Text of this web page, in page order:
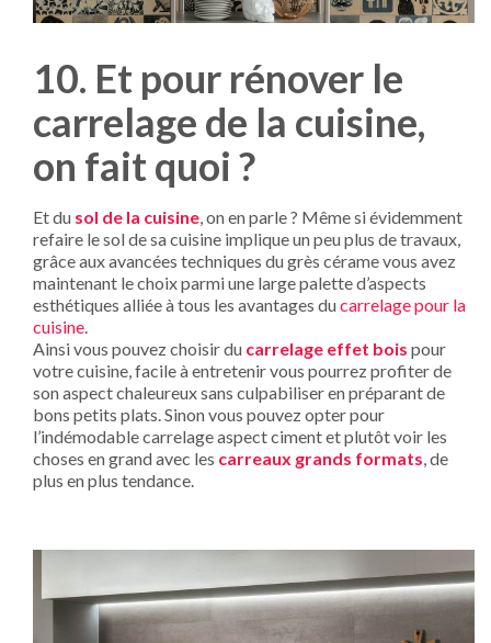
10. Et pour rénover le
carrelage de la cuisine,
on fait quoi ?
Et du sol de la cuisine, on en parle ? Même si évidemment
refaire le sol de sa cuisine implique un peu plus de travaux,
grâce aux avancées techniques du grès cérame vous avez
maintenant le choix parmi une large palette d’aspects
esthétiques alliée à tous les avantages ducarrelage pour la
cuisine.
Ainsi vous pouvez choisir du carrelage effet bois pour
votre cuisine, facile à entretenir vous pourrez profiter de
son aspect chaleureux sans culpabiliser en préparant de
bons petits plats. Sinon vous pouvez opter pour
l’indémodable carrelage aspect ciment et plutôt voir les
choses en grand avec les carreaux grands formats, de
plus en plus tendance.